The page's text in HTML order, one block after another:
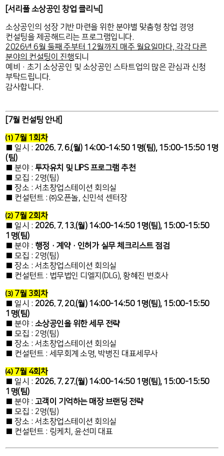
[서리풀 소상공인 창업 클리닉]
소상공인의 성장 기반 마련을 위한 분야별 맞춤형 창업 경영
컨설팅을 제공해드리는 프로그램입니다.
2026년 6월 둘째 주부터 12월까지 매주 월요일마다, 각각 다른
분야의 컨설팅이 진행되니
예비·초기 소상공인 및 소상공인 스타트업의 많은 관심과 신청
부탁드립니다.
감사합니다.
[7월 컨설팅 안내]
⑴ 7월 1회차
■ 일시 : 2026. 7. 6.(월) 14:00-14:50 1명(팀), 15:00-15:50 1명
(팀)
■ 분야 : 투자유치 및 LIPS 프로그램 추천
■ 모집 : 2명(팀)
■ 장소 : 서초창업스테이션 회의실
■ 컨설턴트 : ㈜오픈놀, 신민석 센터장
⑵ 7월 2회차
■ 일시 : 2026. 7. 13.(월) 14:00-14:50 1명(팀), 15:00-15:50
1명(팀)
■ 분야 : 행정·계약·인허가 실무 체크리스트 점검
■ 모집 : 2명(팀)
■ 장소 : 서초창업스테이션 회의실
■ 컨설턴트 : 법무법인 디엘지(DLG), 황혜진 변호사
⑶ 7월 3회차
■ 일시 : 2026. 7. 20.(월) 14:00-14:50 1명(팀), 15:00-15:50
1명(팀)
■ 분야 : 소상공인을 위한 세무 전략
■ 모집 : 2명(팀)
■ 장소 : 서초창업스테이션 회의실
■ 컨설턴트 : 세무회계 소명, 박병진 대표세무사
⑷ 7월 4회차
■ 일시 : 2026. 7. 27.(월) 14:00-14:50 1명(팀), 15:00-15:50
1명(팀)
■ 분야 : 고객이 기억하는 매장 브랜딩 전략
■ 모집 : 2명(팀)
■ 장소 : 서초창업스테이션 회의실
■ 컨설턴트 : 링케치, 윤선미 대표